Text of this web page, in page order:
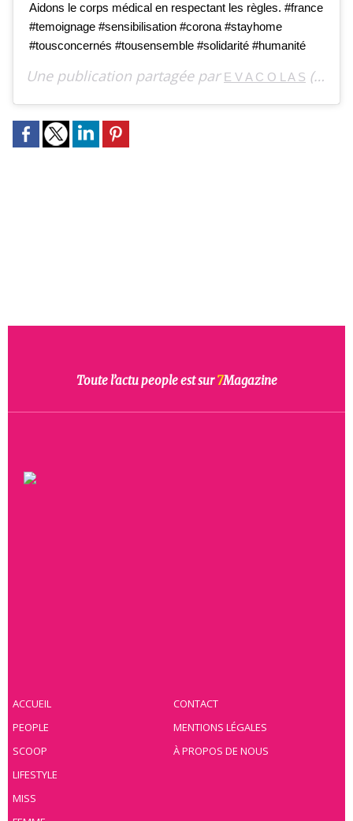
Aidons le corps médical en respectant les règles. #france
#temoignage #sensibilisation #corona #stayhome
#tousconcernés #tousensemble #solidarité #humanité
Une publication partagée par E V A C O L A S (@evacolasoff) le
Toute l’actu people est sur7Magazine
ACCUEIL
PEOPLE
SCOOP
LIFESTYLE
MISS
CONTACT
MENTIONS LÉGALES
À PROPOS DE NOUS